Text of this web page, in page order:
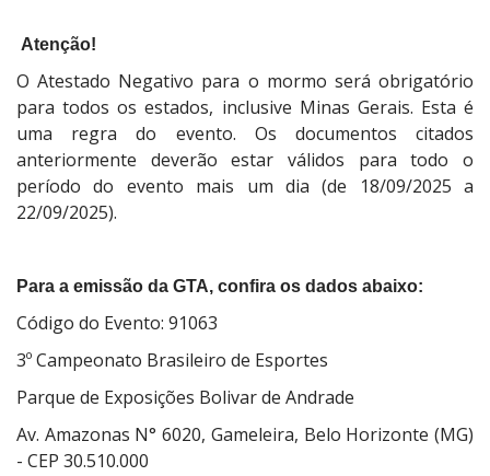
Atenção!
O Atestado Negativo para o mormo será obrigatório
para todos os estados, inclusive Minas Gerais. Esta é
uma regra do evento. Os documentos citados
anteriormente deverão estar válidos para todo o
período do evento mais um dia (de 18/09/2025 a
22/09/2025).
Para a emissão da GTA, confira os dados abaixo:
Código do Evento: 91063
3º Campeonato Brasileiro de Esportes
Parque de Exposições Bolivar de Andrade
Av. Amazonas N° 6020, Gameleira, Belo Horizonte (MG)
- CEP 30.510.000